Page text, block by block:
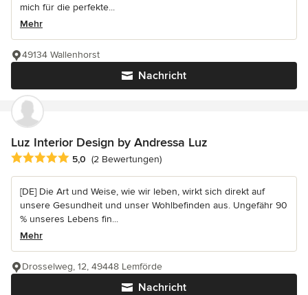
mich für die perfekte...
Mehr
Nachricht
49134 Wallenhorst
Luz Interior Design by Andressa Luz
Durchschnittliche Bewertung: 5 von 5 Sternen
5,0 (2 Bewertungen)
[DE] Die Art und Weise, wie wir leben, wirkt sich direkt auf
unsere Gesundheit und unser Wohlbefinden aus. Ungefähr 90
% unseres Lebens fin...
Mehr
Nachricht
Drosselweg, 12, 49448 Lemförde